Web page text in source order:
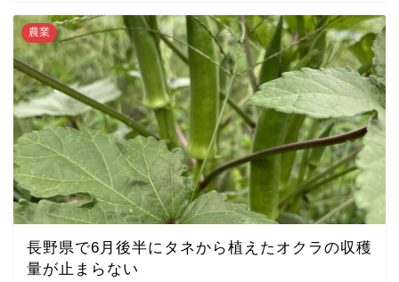
農業
長野県で6月後半にタネから植えたオクラの収穫
量が止まらない